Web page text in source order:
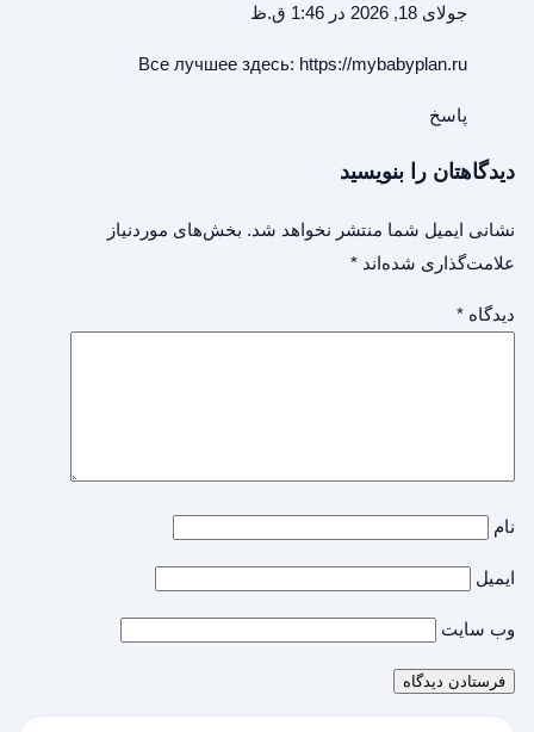
جولای 18, 2026 در 1:46 ق.ظ
Все лучшее здесь: https://mybabyplan.ru
پاسخ
دیدگاهتان را بنویسید
نشانی ایمیل شما منتشر نخواهد شد. بخش‌های موردنیاز
علامت‌گذاری شده‌اند *
دیدگاه *
نام
ایمیل
وب‌ سایت